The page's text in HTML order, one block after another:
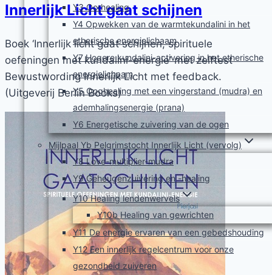
Y3 Oorhealing
Y4 Opwekken van de warmtekundalini in het
etherische energielichaam
Y7 Hogere kundalini-activering in het etherische
energielichaam
Y5 Ooghealing met een vingerstand (mudra) en
ademhalingsenergie (prana)
Y6 Energetische zuivering van de ogen
Mijlpaal Yb Pelgrimstocht Innerlijk Licht (vervolg)
Y8 Love-multiplier-mudra
Y9 Geheugenzuivering en -healing
Y10 Healing lendenwervels
Y10b Healing van gewrichten
Y11 De energie ervaren van een gebedshouding
Y12 Een innerlijk regelcentrum voor onze
gezondheid zuiveren
Innerlijk Licht gaat schijnen
Boek ‘Innerlijk licht gaat schijnen, spirituele
oefeningen met kundalini-energie’ met zelftest
Bewustwording Innerlijk Licht met feedback.
(Uitgeverij Berlin Books)